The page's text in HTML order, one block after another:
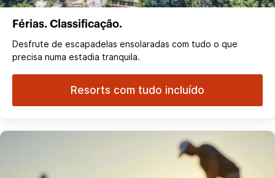
Férias. Classificação.
Desfrute de escapadelas ensolaradas com tudo o que
precisa numa estadia tranquila.
Resorts com tudo incluído